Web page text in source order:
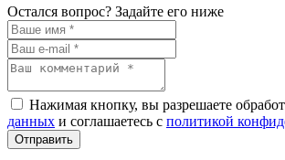
Остался вопрос? Задайте его ниже
Нажимая кнопку, вы разрешаете
данных и соглашаетесь с политикой
Отправить